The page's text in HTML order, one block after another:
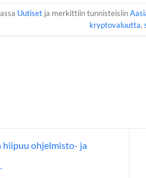
Uutisetja merkittiin tunnisteisiin
kryptovaluutta,
hiipuu ohjelmisto- ja